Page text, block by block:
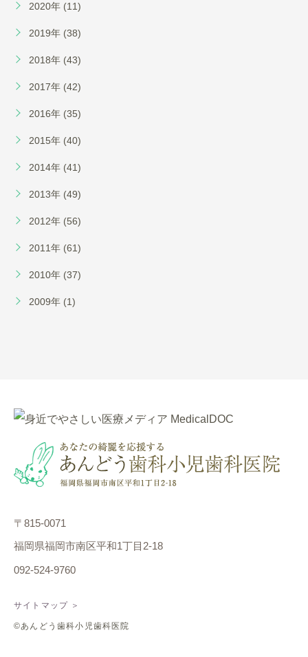
2020年 (11)
2019年 (38)
2018年 (43)
2017年 (42)
2016年 (35)
2015年 (40)
2014年 (41)
2013年 (49)
2012年 (56)
2011年 (61)
2010年 (37)
2009年 (1)
〒815-0071
福岡県福岡市南区平和1丁目2-18
092-524-9760
サイトマップ ＞
©あんどう歯科小児歯科医院